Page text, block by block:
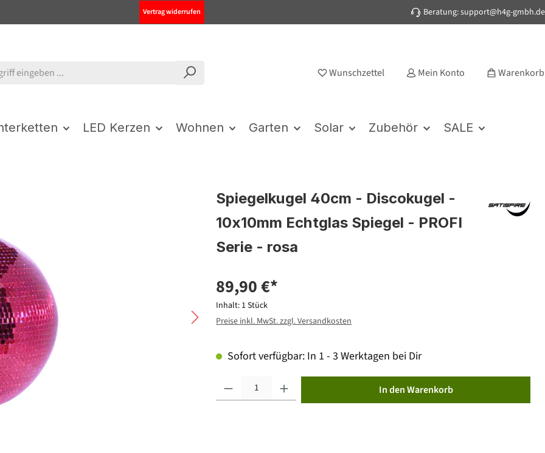
Vertrag widerrufen Beratung: support@h4g-gmbh.de
Wunschzettel Mein Konto Warenkorb
LED Kerzen Wohnen Garten Solar Zubehör SALE
Spiegelkugel 40cm - Discokugel -
10x10mm Echtglas Spiegel - PROFI
Serie - rosa
89,90 €*
Inhalt: 1 Stück
Preise inkl. MwSt. zzgl. Versandkosten
Sofort verfügbar: In 1 - 3 Werktagen bei Dir
In den Warenkorb